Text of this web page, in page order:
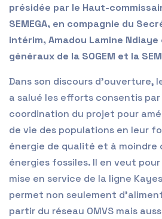
présidée par le Haut-
SEMEGA, en compagnie du
intérim, Amadou Lamine
généraux de la SOGEM et la
Dans son discours d’ouverture,
a salué les efforts consentis par
coordination du projet pour
de vie des populations en leur
énergie de qualité et à
énergies fossiles. Il en veut
mise en service de la ligne
permet non seulement
partir du réseau OMVS mais